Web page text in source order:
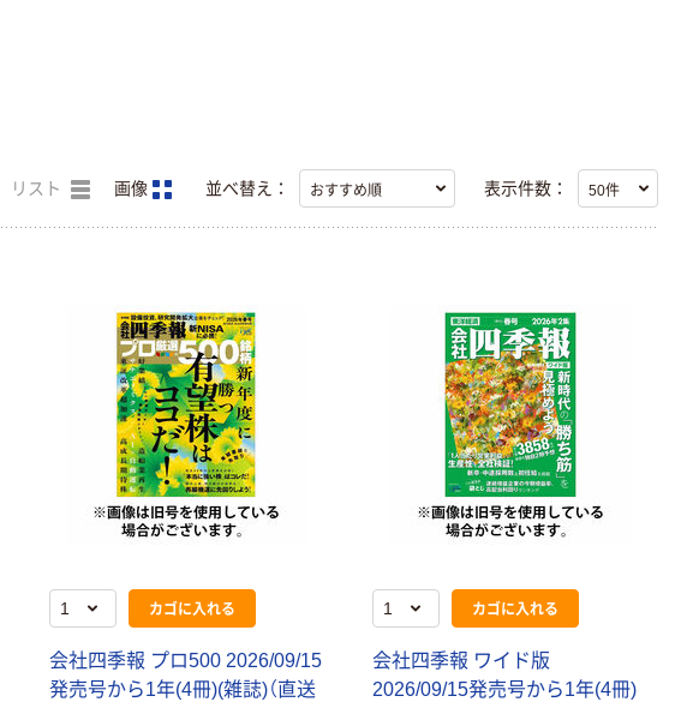
リスト 画像 並べ替え： 表示件数：
カゴに入れる
会社四季報 プロ500 2026/09/15
発売号から1年(4冊)(雑誌)（直送
カゴに入れる
会社四季報 ワイド版
2026/09/15発売号から1年(4冊)